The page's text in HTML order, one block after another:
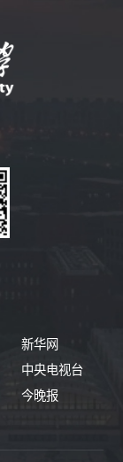
新华网
中央电视台
今晚报